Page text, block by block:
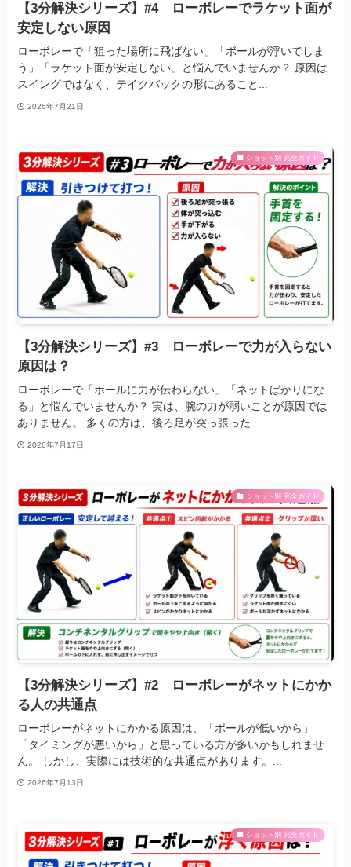
【3分解決シリーズ】#4 ローボレーでラケット面が
安定しない原因
ローボレーで「狙った場所に飛ばない」「ボールが浮いてしま
う」「ラケット面が安定しない」と悩んでいませんか？ 原因は
スイングではなく、テイクバックの形にあること...
2026年7月21日
ショット別 完全ガイド
【3分解決シリーズ】#3 ローボレーで力が入らない
原因は？
ローボレーで「ボールに力が伝わらない」「ネットばかりにな
る」と悩んでいませんか？ 実は、腕の力が弱いことが原因では
ありません。 多くの方は、後ろ足が突っ張った...
2026年7月17日
ショット別 完全ガイド
【3分解決シリーズ】#2 ローボレーがネットにかか
る人の共通点
ローボレーがネットにかかる原因は、「ボールが低いから」
「タイミングが悪いから」と思っている方が多いかもしれませ
ん。 しかし、実際には技術的な共通点があります。...
2026年7月13日
ショット別 完全ガイド